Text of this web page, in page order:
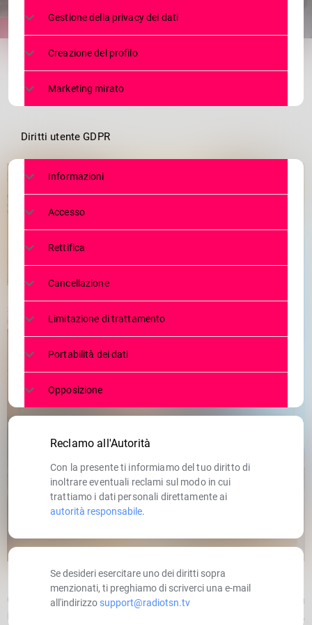
share
email
Questa mattina, il Prefetto di Sondrio,
, ha
incontrato in Prefettura il
,
Gestione della privacy dei dati
Creazione del profilo
Marketing mirato
Diritti utente GDPR
Informazioni
Accesso
Rettifica
Cancellazione
Limitazione di trattamento
Portabilità dei dati
Opposizione
Reclamo all'Autorità
Con la presente ti informiamo del tuo diritto di
inoltrare eventuali reclami sul modo in cui
trattiamo i dati personali direttamente ai
autorità responsabile.
Se desideri esercitare uno dei diritti sopra
menzionati, ti preghiamo di scriverci una e-mail
all'indirizzo support@radiotsn.tv